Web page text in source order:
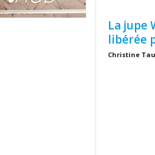
La jupe
libérée
Christine